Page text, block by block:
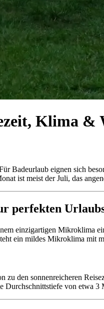
Klima &
Badeurlaub eignen sich
ist meist der Juli, das
perfekten
einzigartigen Mikroklima
ein mildes Mikroklima mit
zu den sonnenreicheren
von etwa